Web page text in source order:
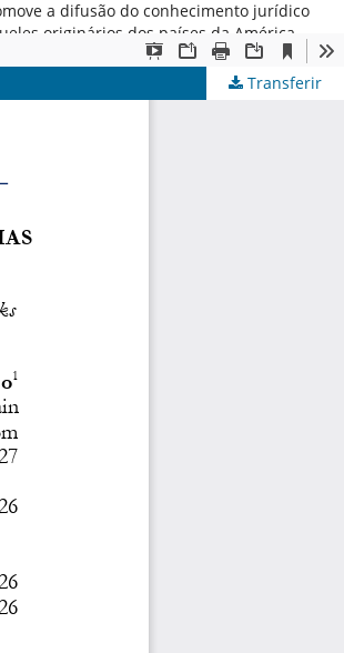
a difusão do conhecimento jurídico
originários dos países da América
Transferir